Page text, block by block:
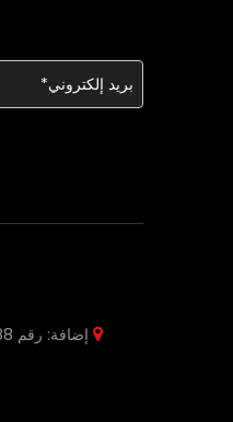
 إضافة: رقم 88 منطقة Fengwang الصناعية، مدينة Liuji،